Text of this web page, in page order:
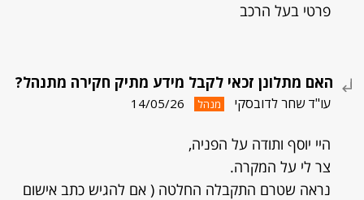
פרטי בעל הרכב
האם מתלונן זכאי לקבל מידע מתיק חקירה מתנהל?
עו"ד שחר לדובסקי מנהל 14/05/26
היי יוסף ותודה על הפניה,
צר לי על המקרה.
נראה שטרם התקבלה החלטה ( אם להגיש כתב אישום